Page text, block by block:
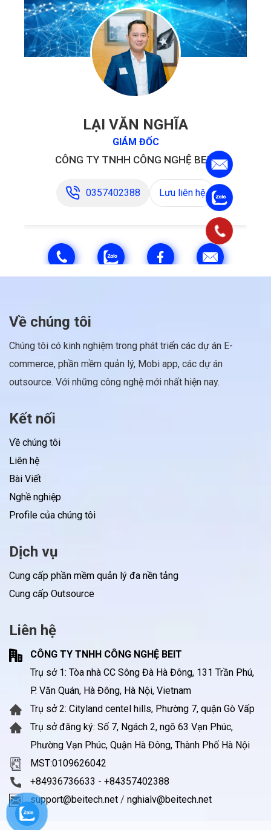
Về chúng tôi
Chúng tôi có kinh nghiệm trong phát triển các dự án E-
commerce, phần mềm quản lý, Mobi app, các dự án
outsource. Với những công nghệ mới nhất hiện nay.
Kết nối
Về chúng tôi
Liên hệ
Bài Viết
Nghề nghiệp
Profile của chúng tôi
Dịch vụ
Cung cấp phần mềm quản lý đa nền tảng
Cung cấp Outsource
Liên hệ
CÔNG TY TNHH CÔNG NGHỆ BEIT
Trụ sở 1: Tòa nhà CC Sông Đà Hà Đông, 131 Trần Phú,
P. Văn Quán, Hà Đông, Hà Nội, Vietnam
Trụ sở 2: Cityland centel hills, Phường 7, quận Gò Vấp
Trụ sở đăng ký: Số 7, Ngách 2, ngõ 63 Vạn Phúc,
Phường Vạn Phúc, Quận Hà Đông, Thành Phố Hà Nội
MST:0109626042
+84936736633 - +84357402388
support@beitech.net / nghialv@beitech.net